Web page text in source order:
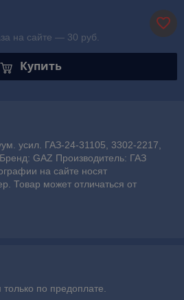
на сайте — 30 руб.
Купить
усил. ГАЗ-24-31105, 3302-2217,
GAZ Производитель: ГАЗ
на сайте носят
Товар может отличаться от
по предоплате.